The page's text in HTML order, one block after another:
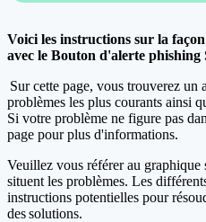
Voici les instructions sur la
avec le Bouton d'alerte phishing
Sur cette page, vous trouverez un
problèmes les plus courants ainsi
Si votre problème ne figure pas
page pour plus d'informations.
Veuillez vous référer au
situent les problèmes. Les
instructions potentielles pour
des solutions.